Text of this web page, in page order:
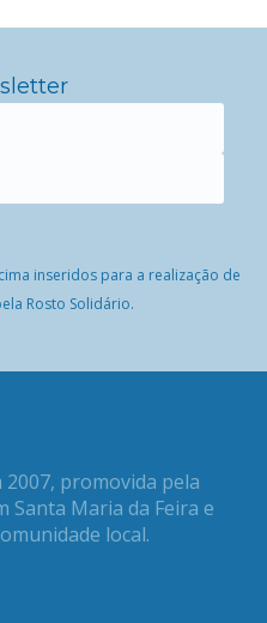
inseridos para a realização de
Rosto Solidário.
promovida pela
Santa Maria da Feira e
local.